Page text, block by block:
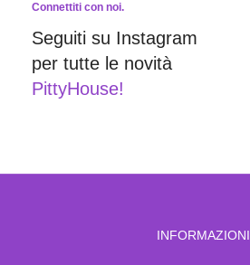
Connettiti con noi.
Seguiti su Instagram
per tutte le novità
PittyHouse!
INFORMAZIONI